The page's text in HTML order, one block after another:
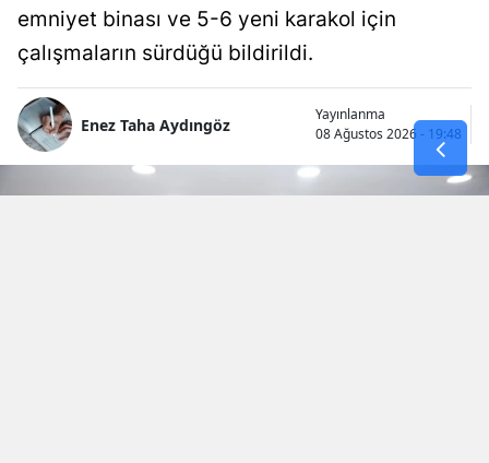
emniyet binası ve 5-6 yeni karakol için
çalışmaların sürdüğü bildirildi.
Enez Taha Aydıngöz
Yayınlanma
08 Ağustos 2026 - 19:48